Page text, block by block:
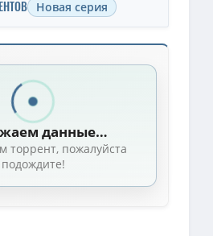
Новая серия
меня / Sakla Beni / Сезон: 01
/ Sakla Beni / Сезон 1 / Серии 1-26 из 26
Sakla Beni / Серии: 1-77 из 77 (Надим
/ Sakla Beni / Серии: 1-26 из 26 (Надим
/ Sakla Beni (2023-2024) WEB-DLRip
данные…
торрент, пожалуйста
подождите!